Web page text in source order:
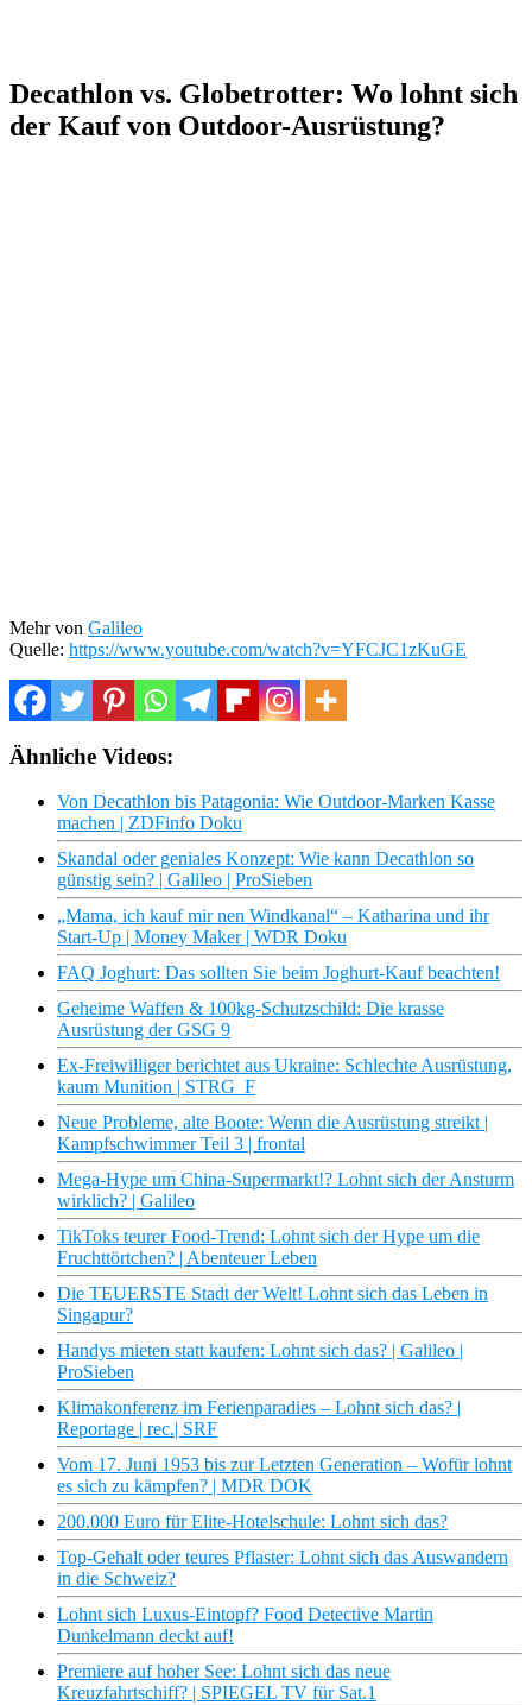
Decathlon vs. Globetrotter: Wo lohnt sich
der Kauf von Outdoor-Ausrüstung?
Mehr von Galileo
Quelle: https://www.youtube.com/watch?v=YFCJC1zKuGE
Ähnliche Videos:
Von Decathlon bis Patagonia: Wie Outdoor-Marken Kasse
machen | ZDFinfo Doku
Skandal oder geniales Konzept: Wie kann Decathlon so
günstig sein? | Galileo | ProSieben
„Mama, ich kauf mir nen Windkanal“ – Katharina und ihr
Start-Up | Money Maker | WDR Doku
FAQ Joghurt: Das sollten Sie beim Joghurt-Kauf beachten!
Geheime Waffen & 100kg-Schutzschild: Die krasse
Ausrüstung der GSG 9
Ex-Freiwilliger berichtet aus Ukraine: Schlechte Ausrüstung,
kaum Munition | STRG_F
Neue Probleme, alte Boote: Wenn die Ausrüstung streikt |
Kampfschwimmer Teil 3 | frontal
Mega-Hype um China-Supermarkt!? Lohnt sich der Ansturm
wirklich? | Galileo
TikToks teurer Food-Trend: Lohnt sich der Hype um die
Fruchttörtchen? | Abenteuer Leben
Die TEUERSTE Stadt der Welt! Lohnt sich das Leben in
Singapur?
Handys mieten statt kaufen: Lohnt sich das? | Galileo |
ProSieben
Klimakonferenz im Ferienparadies – Lohnt sich das? |
Reportage | rec.| SRF
Vom 17. Juni 1953 bis zur Letzten Generation – Wofür lohnt
es sich zu kämpfen? | MDR DOK
200.000 Euro für Elite-Hotelschule: Lohnt sich das?
Top-Gehalt oder teures Pflaster: Lohnt sich das Auswandern
in die Schweiz?
Lohnt sich Luxus-Eintopf? Food Detective Martin
Dunkelmann deckt auf!
Premiere auf hoher See: Lohnt sich das neue
Kreuzfahrtschiff? | SPIEGEL TV für Sat.1